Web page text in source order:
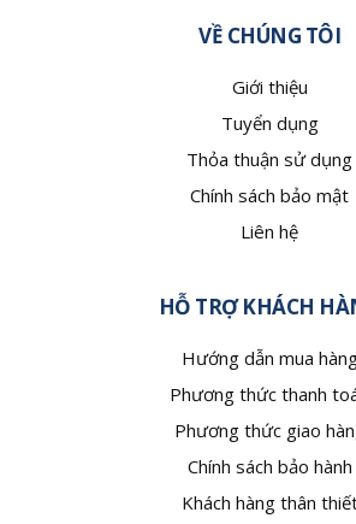
VỀ CHÚNG TÔI
Giới thiệu
Tuyển dụng
Thỏa thuận sử dụng
Chính sách bảo mật
Liên hệ
HỖ TRỢ KHÁCH
Hướng dẫn mua
Phương thức thanh
Phương thức giao
Chính sách bảo hành
Khách hàng thân